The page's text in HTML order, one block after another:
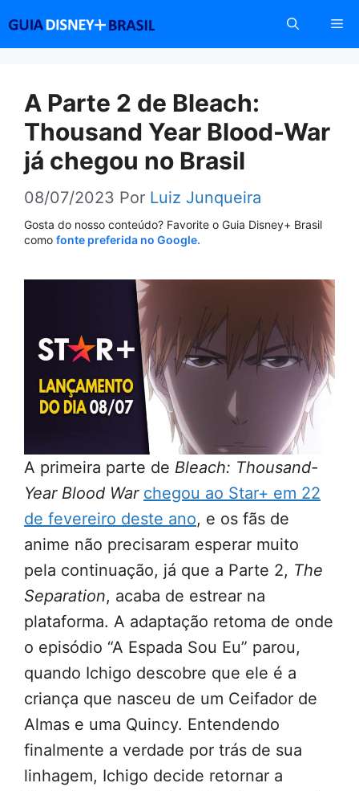
conteúdo
A Parte 2 de Bleach:
Thousand Year Blood-War
já chegou no Brasil
08/07/2023 Por Luiz Junqueira
Gosta do nosso conteúdo? Favorite o Guia Disney+ Brasil
como fonte preferida no Google.
A primeira parte de Bleach: Thousand-
Year Blood War chegou ao Star+ em 22
de fevereiro deste ano, e os fãs de
anime não precisaram esperar muito
pela continuação, já que a Parte 2, The
Separation, acaba de estrear na
plataforma. A adaptação retoma de onde
o episódio “A Espada Sou Eu” parou,
quando Ichigo descobre que ele é a
criança que nasceu de um Ceifador de
Almas e uma Quincy. Entendendo
finalmente a verdade por trás de sua
linhagem, Ichigo decide retornar a